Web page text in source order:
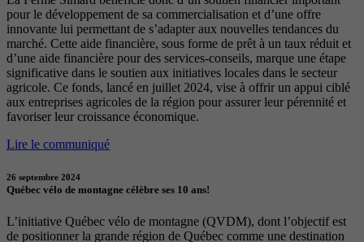
pour le développement de sa commercialisation et d’une offre
innovante lui permettant de s’adapter aux nouvelles tendances du
marché. Cette aide financière, sous forme de prêt à un taux réduit et
d’une aide financière pour des services-conseils, marque une étape
significative dans le soutien aux initiatives locales dans le secteur
agricole. Ce fonds, lancé en juillet 2024, vise à offrir un appui ciblé
aux entreprises agricoles de la région pour assurer leur pérennité et
favoriser leur croissance économique.
Lire le communiqué
26 septembre 2024
Québec vélo de montagne célèbre ses 10 ans!
L’initiative Québec vélo de montagne (QVDM), dont l’objectif est
de positionner la grande région de Québec comme une destination